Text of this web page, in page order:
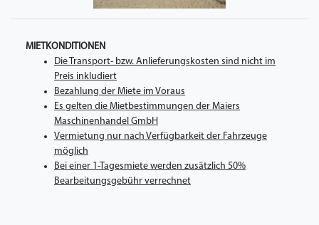
MIETKONDITIONEN
Die Transport- bzw. Anlieferungskosten sind nicht im
Preis inkludiert
Bezahlung der Miete im Voraus
Es gelten die Mietbestimmungen der Maiers
Maschinenhandel GmbH
Vermietung nur nach Verfügbarkeit der Fahrzeuge
möglich
Bei einer 1-Tagesmiete werden zusätzlich 50%
Bearbeitungsgebühr verrechnet